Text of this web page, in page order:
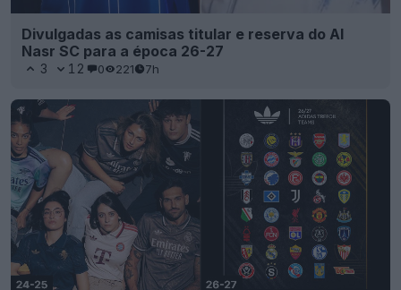
Divulgadas as camisas titular e reserva do Al
Nasr SC para a época 26-27
3 12 0 221 7h